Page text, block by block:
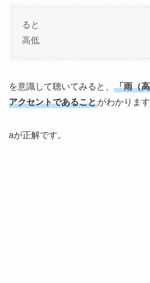
ると
高低
を意識して聴いてみると、 「雨（
アクセントであることがわかります
aが正解です。